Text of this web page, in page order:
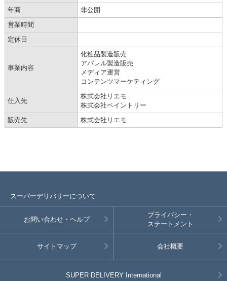
年商
非公開
営業時間
定休日
事業内容
化粧品製造販売
アパレル製造販売
メディア運営
コンテンツマーケティング
仕入先
株式会社リエモ
株式会社ペイントリー
販売先
株式会社リエモ
スーパーデリバリーについて
お問い合わせ・ヘルプ
プライバシー・
ステートメント
サイトマップ 会社概要
SUPER DELIVERY International